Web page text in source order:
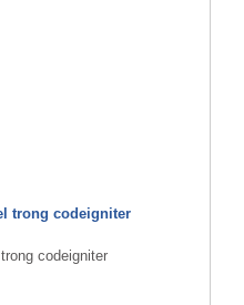
trong codeigniter
codeigniter